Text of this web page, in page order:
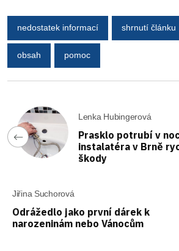
nedostatek informací shrnutí článku
obsah pomoc
Lenka Hubingerová
Prasklo potrubí v
instalatéra v Brně
škody
Jiřina Suchorová
Odrážedlo jako první dárek k
narozeninám nebo Vánocům